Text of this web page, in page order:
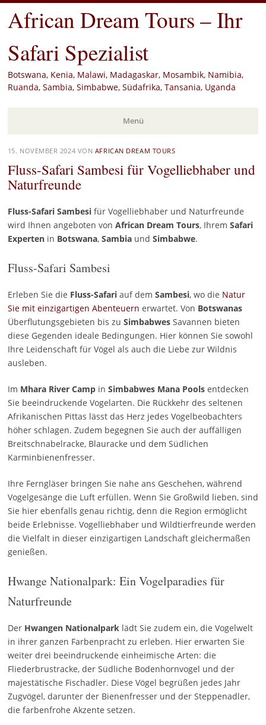
African Dream Tours – Ihr
Safari Spezialist
Botswana, Kenia, Malawi, Madagaskar, Mosambik, Namibia,
Ruanda, Sambia, Simbabwe, Südafrika, Tansania, Uganda
Menü
Zum
Inhalt
springen
15. NOVEMBER 2024 VON AFRICAN DREAM TOURS
Fluss-Safari Sambesi für Vogelliebhaber und
Naturfreunde
Fluss-Safari Sambesi für Vogelliebhaber und Naturfreunde
wird Ihnen angeboten von African Dream Tours, Ihrem Safari
Expertenin Botswana, Sambiaund Simbabwe.
Fluss-Safari Sambesi
Erleben Sie die Fluss-Safariauf dem Sambesi, wo die Natur
Sie mit einzigartigen Abenteuern erwartet. Von Botswanas
Überflutungsgebieten bis zu SimbabwesSavannen bieten
diese Gegenden ideale Bedingungen. Hier können Sie sowohl
Ihre Leidenschaft für Vögel als auch die Liebe zur Wildnis
ausleben.
Im Mhara River Campin Simbabwes Mana Poolsentdecken
Sie beeindruckende Vogelarten. Die Rückkehr des seltenen
Afrikanischen Pittas lässt das Herz jedes Vogelbeobachters
höher schlagen. Zudem begegnen Sie auch der auffälligen
Breitschnabelracke, Blauracke und dem Südlichen
Karminbienenfresser.
Ihre Ferngläser bringen Sie nahe ans Geschehen, während
Vogelgesänge die Luft erfüllen. Wenn Sie Großwild lieben, sind
Sie hier ebenfalls genau richtig, denn die Region ermöglicht
beide Erlebnisse. Vogelliebhaber und Wildtierfreunde werden
die Vielfalt in dieser einzigartigen Landschaft gleichermaßen
genießen.
Hwange Nationalpark: Ein Vogelparadies für
Naturfreunde
Der Hwangen Nationalpark lädt Sie zudem ein, die Vogelwelt
in ihrer ganzen Farbenpracht zu erleben. Hier erwarten Sie
weiter drei beeindruckende einheimische Arten: die
Fliederbrustracke, der Südliche Bodenhornvogel und der
majestätische Fischadler. Diese Vögel begrüßen jedes Jahr
Zugvögel, darunter der Bienenfresser und der Steppenadler,
die farbenfrohe Akzente setzen.